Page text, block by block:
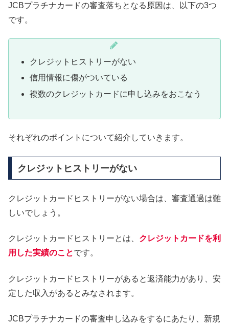
JCBプラチナカードの審査落ちとなる原因は、以下の3つ
です。
クレジットヒストリーがない
信用情報に傷がついている
複数のクレジットカードに申し込みをおこなう
それぞれのポイントについて紹介していきます。
クレジットヒストリーがない
クレジットカードヒストリーがない場合は、審査通過は難
しいでしょう。
クレジットカードヒストリーとは、 クレジットカードを利
用した実績のことです。
クレジットカードヒストリーがあると返済能力があり、安
定した収入があるとみなされます。
JCBプラチナカードの審査申し込みをするにあたり、新規